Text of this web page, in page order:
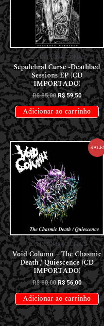
CDS INTERNACIONAIS
Sepulchral Curse -Deathbed
Sessions EP (CD
IMPORTADO)
R$85,00 R$59,50
Adicionar ao carrinho
Sale!
CDS INTERNACIONAIS
Void Column – The Chasmic
Death / Quiescence (CD
IMPORTADO)
R$80,00 R$56,00
Adicionar ao carrinho